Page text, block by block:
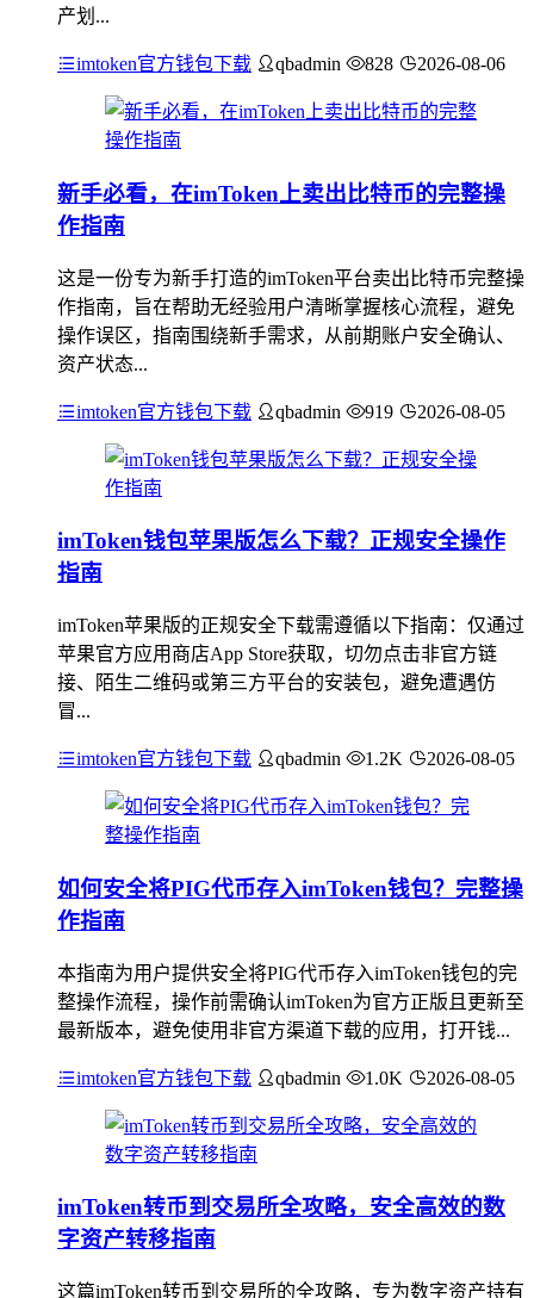
产划...
imtoken官方钱包下载 qbadmin 828 2026-08-06
新手必看，在imToken上卖出比特币的完整操
作指南
这是一份专为新手打造的imToken平台卖出比特币完整操
作指南，旨在帮助无经验用户清晰掌握核心流程，避免
操作误区，指南围绕新手需求，从前期账户安全确认、
资产状态...
imtoken官方钱包下载 qbadmin 919 2026-08-05
imToken钱包苹果版怎么下载？正规安全操作
指南
imToken苹果版的正规安全下载需遵循以下指南：仅通过
苹果官方应用商店App Store获取，切勿点击非官方链
接、陌生二维码或第三方平台的安装包，避免遭遇仿
冒...
imtoken官方钱包下载 qbadmin 1.2K 2026-08-05
如何安全将PIG代币存入imToken钱包？完整操
作指南
本指南为用户提供安全将PIG代币存入imToken钱包的完
整操作流程，操作前需确认imToken为官方正版且更新至
最新版本，避免使用非官方渠道下载的应用，打开钱...
imtoken官方钱包下载 qbadmin 1.0K 2026-08-05
imToken转币到交易所全攻略，安全高效的数
字资产转移指南
这篇imToken转币到交易所的全攻略，专为数字资产持有